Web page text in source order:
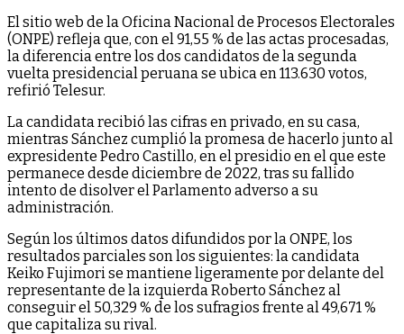
El sitio web de la Oficina Nacional de Procesos Electorales
(ONPE) refleja que, con el 91,55 % de las actas procesadas,
la diferencia entre los dos candidatos de la segunda
vuelta presidencial peruana se ubica en 113.630 votos,
refirió Telesur.
La candidata recibió las cifras en privado, en su casa,
mientras Sánchez cumplió la promesa de hacerlo junto al
expresidente Pedro Castillo, en el presidio en el que este
permanece desde diciembre de 2022, tras su fallido
intento de disolver el Parlamento adverso a su
administración.
Según los últimos datos difundidos por la ONPE, los
resultados parciales son los siguientes: la candidata
Keiko Fujimori se mantiene ligeramente por delante del
representante de la izquierda Roberto Sánchez al
conseguir el 50,329 % de los sufragios frente al 49,671 %
que capitaliza su rival.